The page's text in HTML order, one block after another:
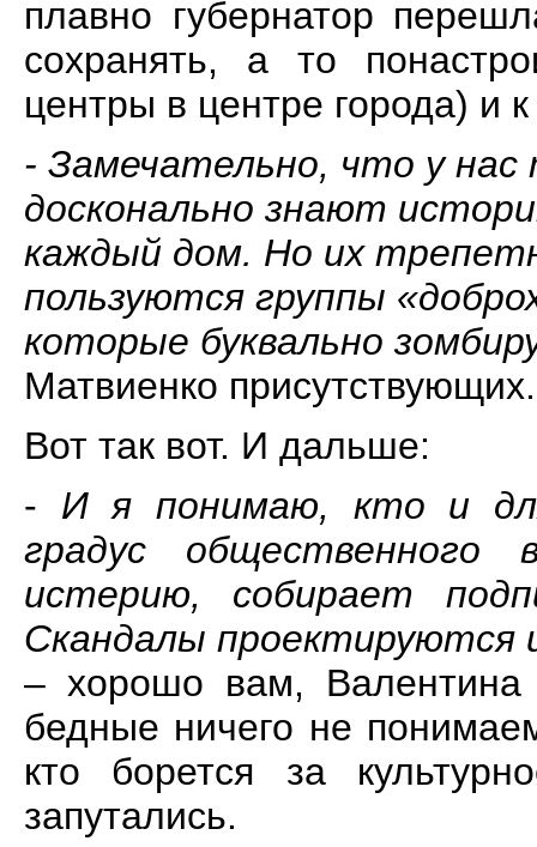
плавно губернатор
сохранять, а то
центры в центре города) и
- Замечательно, что у
досконально знают
каждый дом. Но их
пользуются группы
которые буквально
Матвиенко присутствующих.
Вот так вот. И дальше:
- И я понимаю, кто и
градус общественного
истерию, собирает
Скандалы проектируются
– хорошо вам,
бедные ничего не
кто борется за
запутались.